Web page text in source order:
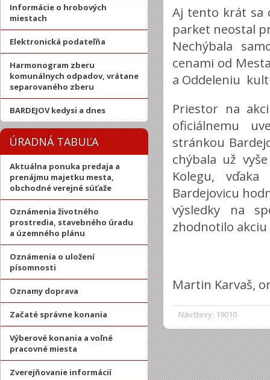
Informácie o hrobových
miestach
Elektronická podateľňa
Harmonogram zberu
komunálnych odpadov, vrátane
separovaného zberu
BARDEJOV kedysi a dnes
ÚRADNÁ TABUĽA
Aktuálna ponuka predaja a
prenájmu majetku mesta,
obchodné verejné súťaže
Oznámenia životného
prostredia, stavebného úradu
a územného plánu
Oznámenia o uložení
písomnosti
Oznamy doprava
Začaté správne konania
Výberové konania a voľné
pracovné miesta
Zverejňovanie informácií
Návštevy: 19010
Aj tento krát sa
parket neostal
Nechýbala
cenami od
a Oddeleniu
Priestor na
oficiálnemu
stránkou
chýbala už
Kolegu,
Bardejovicu
výsledky na
zhodnotilo
Martin Karvaš,